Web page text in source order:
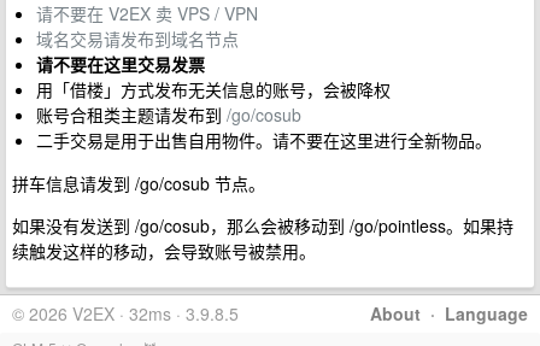
请不要在 V2EX 卖 VPS / VPN
域名交易请发布到域名节点
请不要在这里交易发票
用「借楼」方式发布无关信息的账号，会被降权
账号合租类主题请发布到 /go/cosub
二手交易是用于出售自用物件。请不要在这里进行全新物品。
拼车信息请发到 /go/cosub 节点。
如果没有发送到 /go/cosub，那么会被移动到 /go/pointless。如果持
续触发这样的移动，会导致账号被禁用。
About · Language
© 2026 V2EX · 32ms · 3.9.8.5